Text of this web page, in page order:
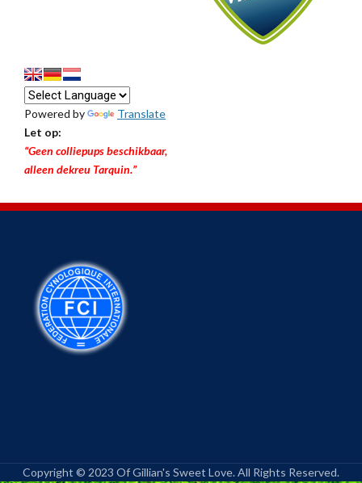
Powered by
Translate
Let op:
“Geen colliepups beschikbaar,
alleen dekreu Tarquin.”
Copyright © 2023 Of Gillian's Sweet Love. All Rights Reserved.